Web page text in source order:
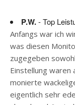
P.W.- Top
Anfangs war ich
was diesen
zugegeben
Einstellung waren
monierte
eigentlich sehr